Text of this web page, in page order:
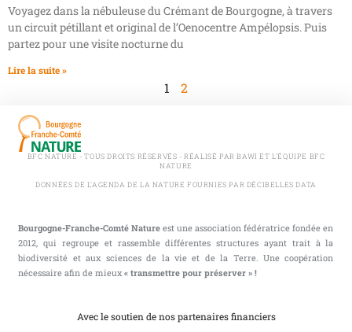
Voyagez dans la nébuleuse du Crémant de Bourgogne, à travers
un circuit pétillant et original de l’Oenocentre Ampélopsis. Puis
partez pour une visite nocturne du
Lire la suite »
1 2
BFC NATURE - TOUS DROITS RÉSERVÉS - RÉALISÉ PAR BAWI ET L'ÉQUIPE BFC
NATURE
DONNÉES DE L'AGENDA DE LA NATURE FOURNIES PAR DÉCIBELLES DATA
Bourgogne-Franche-Comté Nature est une association fédératrice fondée en
2012, qui regroupe et rassemble différentes structures ayant trait à la
biodiversité et aux sciences de la vie et de la Terre. Une coopération
nécessaire afin de mieux« transmettre pour préserver » !
Avec le soutien de nos partenaires financiers